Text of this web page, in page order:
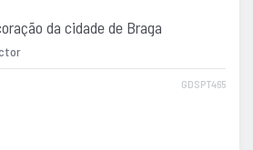
da cidade de Braga
GDSPT465